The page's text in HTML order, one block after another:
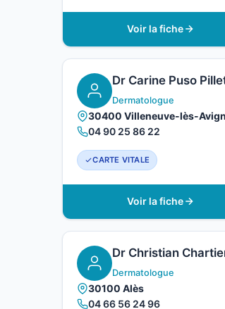
Voir la fiche
Dr Carine Puso
Dermatologue
30400 Villeneuve-lès-
04 90 25 86 22
CARTE VITALE
Voir la fiche
Dr Christian
Dermatologue
30100 Alès
04 66 56 24 96